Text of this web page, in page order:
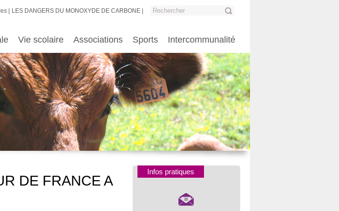
LES DANGERS DU MONOXYDE DE CARBONE
Vie scolaire Associations Sports Intercommunalité
DE FRANCE A
Infos pratiques